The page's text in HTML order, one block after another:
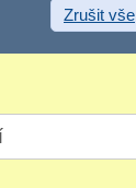
Zrušit vše